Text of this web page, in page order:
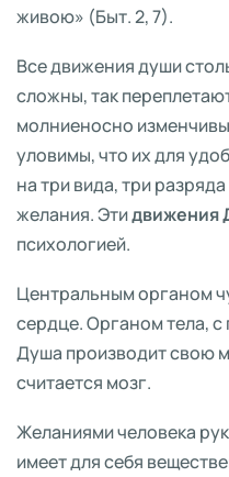
живою» (Быт. 2, 7).
Все движения души
сложны, так
молниеносно
уловимы, что их для
на три вида, три
желания. Этидвижения
психологией.
Центральным органом
сердце. Органом тела,
Душа производит свою
считается мозг.
Желаниями человека
имеет для себя